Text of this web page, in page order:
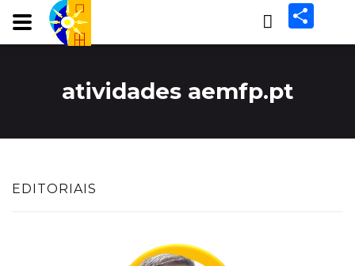
atividades aemfp.pt
EDITORIAIS